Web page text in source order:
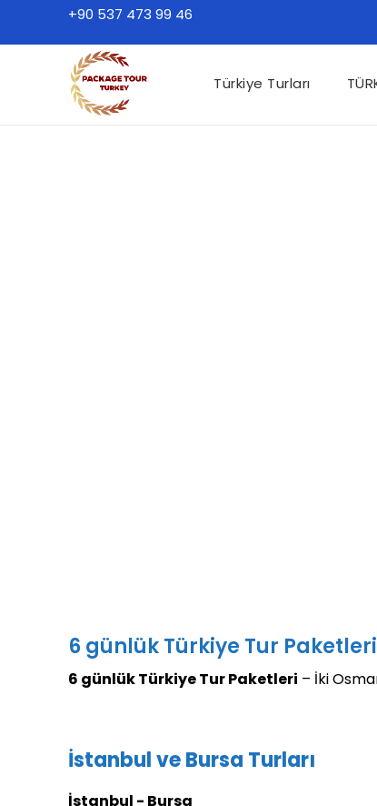
+90 537 473 99 46
Türkiye Turları
6 günlük Türkiye Tur Paketleri
6 günlük Türkiye Tur Paketleri – İki
İstanbul ve Bursa Turları
İstanbul - Bursa